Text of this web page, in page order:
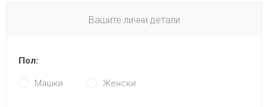
Вашите лични детали
Пол:
Машки Женски